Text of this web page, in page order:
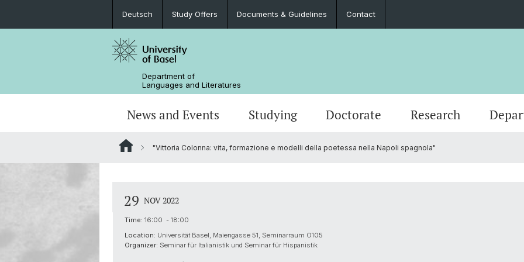
Deutsch Study Offers Documents & Guidelines Contact
Department of
Languages and Literatures
News and Events Studying Doctorate Research
"Vittoria Colonna: vita, formazione e modelli della poetessa nella Napoli spagnola"
29 NOV 2022
Time: 16:00 - 18:00
Location: Universität Basel, Maiengasse 51, Seminarraum O105
Organizer: Seminar für Italianistik und Seminar für Hispanistik